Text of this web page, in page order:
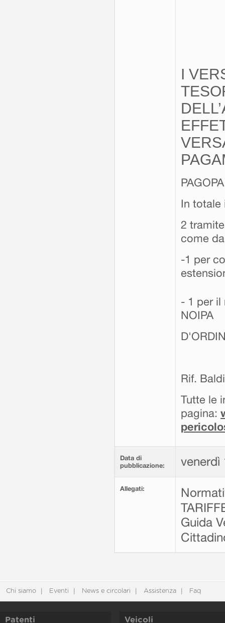
I
In totale
2
come
-1 per
- 1 per il
NOIPA
Rif.
Tutte le
pagina:
Data di
pubblicazione:
venerdì
Allegati:
Guida
Chi siamo Eventi News e circolari Assistenza Faq
Patenti Veicoli